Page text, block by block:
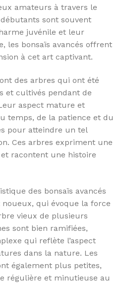
amateurs à travers le
sont souvent
juvénile et leur
les bonsaïs avancés offrent
à cet art captivant.
des arbres qui ont été
et cultivés pendant de
aspect mature et
temps, de la patience et du
pour atteindre un tel
Ces arbres expriment une
racontent une histoire
des bonsaïs avancés
qui évoque la force
vieux de plusieurs
sont bien ramifiées,
qui reflète l’aspect
dans la nature. Les
également plus petites,
régulière et minutieuse au